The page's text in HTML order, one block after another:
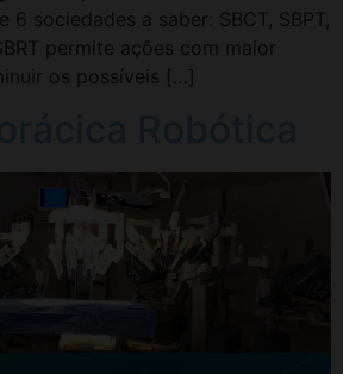
6 sociedades a saber: SBCT, SBPT,
permite ações com maior
os possíveis […]